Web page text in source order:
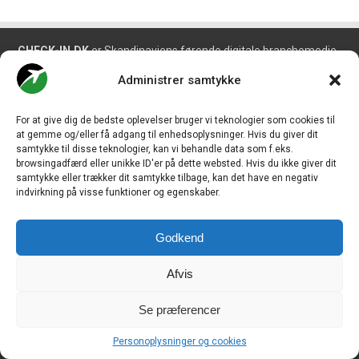
Administrer samtykke
For at give dig de bedste oplevelser bruger vi teknologier som cookies til
at gemme og/eller få adgang til enhedsoplysninger. Hvis du giver dit
samtykke til disse teknologier, kan vi behandle data som f.eks.
browsingadfærd eller unikke ID'er på dette websted. Hvis du ikke giver dit
samtykke eller trækker dit samtykke tilbage, kan det have en negativ
indvirkning på visse funktioner og egenskaber.
Godkend
Afvis
Se præferencer
Personoplysninger og cookies
CHECK-IN.DKer Skandinaviens førende digitale branchemedie
om luftfart og drives af
Ansvarshavende redaktør:
Redaktionen:
Christian Granhøj Skouboe
Henrik Baumgarten
Danny Longhi Andreasen
Mathias Majlund Laursen
salg@travelmedianordic.com
Vi tager ansvar for indholdet og er tilmeldt